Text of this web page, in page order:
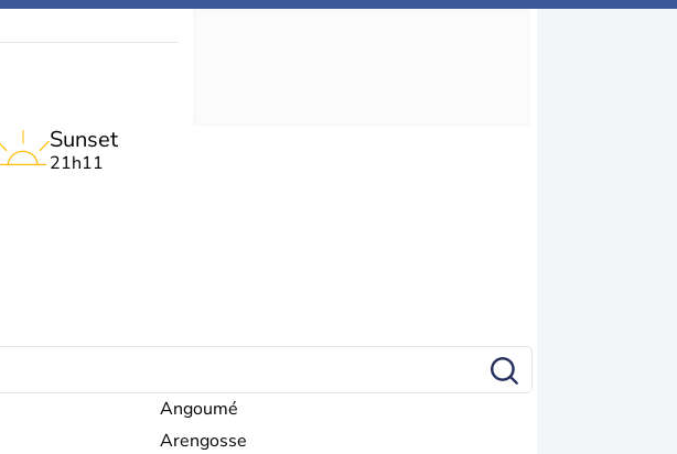
Sunset
21h11
Angoumé
Arengosse